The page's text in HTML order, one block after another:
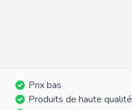
Prix bas
Produits de haute qualité